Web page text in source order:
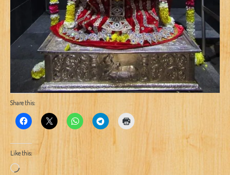
Share this:
Like this:
Loading…